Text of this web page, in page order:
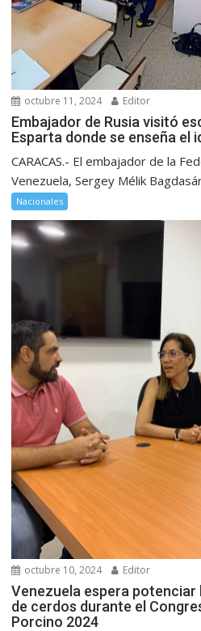
octubre 11, 2024 Editor
Embajador de Rusia visitó
Esparta donde se enseña el
CARACAS.- El embajador de la
Venezuela, Sergey Mélik
Nacionales
octubre 10, 2024 Editor
Venezuela espera
de cerdos durante el
Porcino 2024